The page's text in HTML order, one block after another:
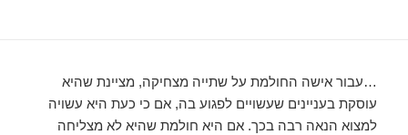
…עבור אישה החולמת על שתייה מצחיקה, מציינת שהיא
עוסקת בעניינים שעשויים לפגוע בה, אם כי כעת היא עשויה
למצוא הנאה רבה בכך. אם היא חולמת שהיא לא מצליחה